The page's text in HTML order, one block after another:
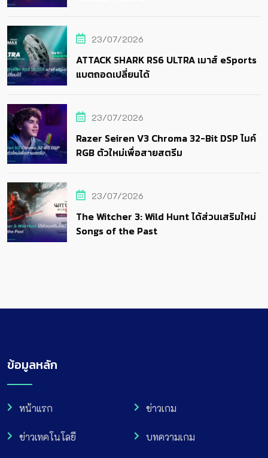
23/07/2026
ATTACK SHARK RS6 ULTRA เมาส์ eSports
แบตถอดเปลี่ยนได้
23/07/2026
Razer Seiren V3 Chroma 32-Bit DSP ไมค์
RGB ตัวใหม่เพื่อสายสตรีม
23/07/2026
The Witcher 3: Wild Hunt ได้ส่วนเสริมใหม่
Songs of the Past
ข้อมูลหลัก
หน้าแรก ข่าวเกม
ข่าวเทคโนโลยี บทความเกม